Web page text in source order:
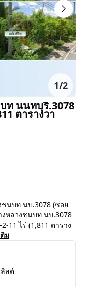
1/2
ท นนทบุรี.3078
ตารางวา
นบท นบ.3078 (ซอย
หลวงชนบท นบ.3078
11 ไร่ (1,811 ตาราง
ม
สต์